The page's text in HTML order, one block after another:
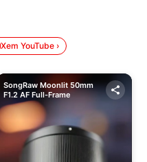
Xem YouTube ›
SongRaw Moonlit 50mm
F1.2 AF Full-Frame